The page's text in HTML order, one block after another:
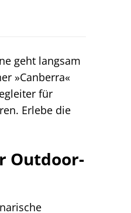
geht langsam
»Canberra«
für
Erlebe die
Outdoor-